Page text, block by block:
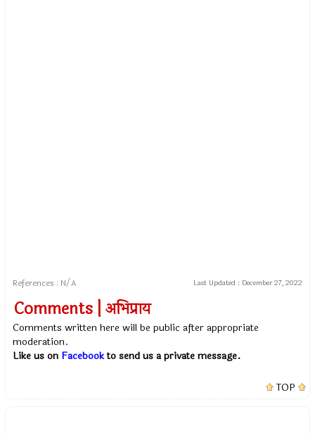
References : N/A Last Updated : December 27, 2022
Comments | अभिप्राय
Comments written here will be public after appropriate
moderation.
Like us on Facebookto send us a private message.
TOP